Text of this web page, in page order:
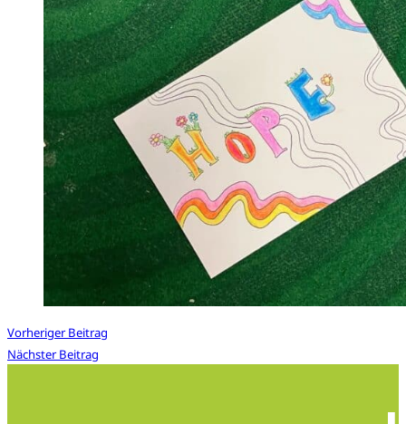
Vorheriger Beitrag
Nächster Beitrag